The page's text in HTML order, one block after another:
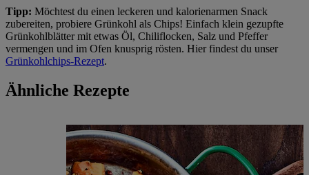
Tipp: Möchtest du einen leckeren und kalorienarmen Snack
zubereiten, probiere Grünkohl als Chips! Einfach klein gezupfte
Grünkohlblätter mit etwas Öl, Chiliflocken, Salz und Pfeffer
vermengen und im Ofen knusprig rösten. Hier findest du unser
Grünkohlchips-Rezept.
Ähnliche Rezepte